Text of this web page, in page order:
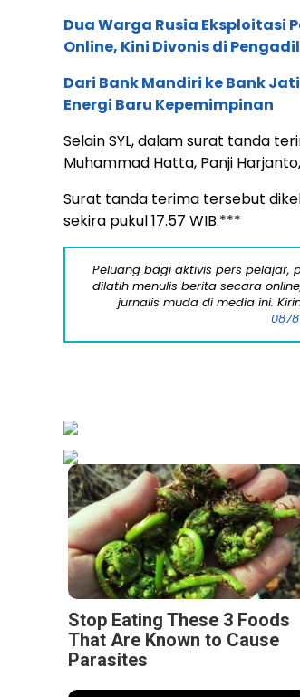
Dua Warga Rusia Eksploitasi
Online, Kini Divonis di
Dari Bank Mandiri ke Bank
Energi Baru Kepemimpinan
Selain SYL, dalam surat tanda
Muhammad Hatta, Panji
Surat tanda terima tersebut
sekira pukul 17.57 WIB.***
Peluang bagi aktivis pers pelajar,
dilatih menulis berita secara
jurnalis muda di media ini.
Stop Eating These 3 Foods
That Are Known to Cause
Parasites